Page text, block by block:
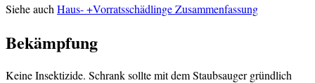
Siehe auch Haus- +Vorratsschädlinge Zusammenfassung
Bekämpfung
Keine Insektizide. Schrank sollte mit dem Staubsauger gründlich